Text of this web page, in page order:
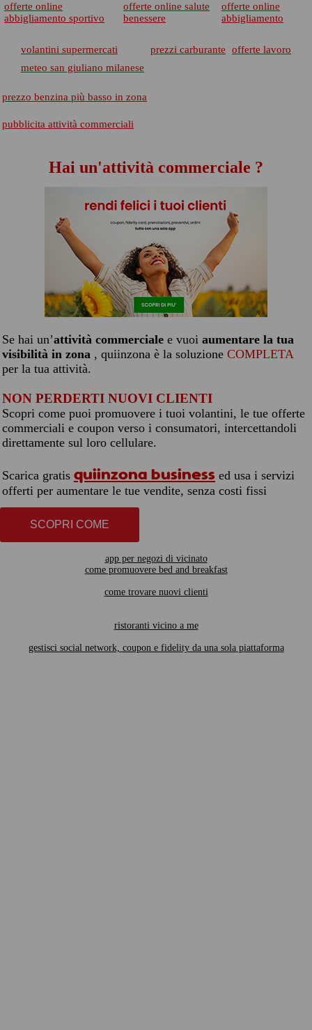
offerte online
abbigliamento sportivo
offerte online salute
benessere
offerte online
abbigliamento
volantini supermercati prezzi carburante
offerte lavoro
meteo san giuliano milanese
prezzo benzina più basso in zona
pubblicita attività commerciali
Hai un'attività commerciale ?
Se hai un’attività commerciale e vuoi aumentare la tua
visibilità in zona , quiinzona è la soluzione COMPLETA
per la tua attività.
NON PERDERTI NUOVI CLIENTI
Scopri come puoi promuovere i tuoi volantini, le tue offerte
commerciali e coupon verso i consumatori, intercettandoli
direttamente sul loro cellulare.
Scarica gratis quiinzona business ed usa i servizi
offerti per aumentare le tue vendite, senza costi fissi
SCOPRI COME
app per negozi di vicinato
come promuovere bed and breakfast
come trovare nuovi clienti
ristoranti vicino a me
gestisci social network, coupon e fidelity da una sola piattaforma